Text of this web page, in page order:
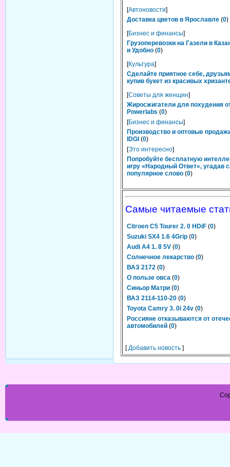
[Автоновости]
Доставка цветов в Ярославле (0)
[Бизнес и финансы]
Грузоперевозки на Газели в
и Удобно (0)
[Культура]
Сделайте приятное себе,
купив букет из красивых
[Советы для женщин]
Жиросжигатели для похудения
Powerlabs (0)
[Бизнес и финансы]
Производство и оптовые
IDGI (0)
[Это интересно]
Попробуйте бесплатную
игру «Народный Ответ», угадав
популярное слово (0)
Самые читаемые
Citroen C5 Tourer 2. 0 HDiF (0)
Suzuki SX4 1.6 4Grip (0)
Audi A4 1. 8 5V (0)
Солнечное лекарство (0)
ВАЗ 2172 (0)
О пользе овса (0)
Синьор Матри (0)
ВАЗ 2114-110-20 (0)
Toyota Camry 3. 0i 24v (0)
Россияне отказываются от
автомобилей (0)
[Добавить новость ]